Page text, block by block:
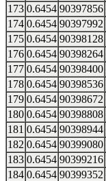
173 0.6454 90397856
174 0.6454 90397992
175 0.6454 90398128
176 0.6454 90398264
177 0.6454 90398400
178 0.6454 90398536
179 0.6454 90398672
180 0.6454 90398808
181 0.6454 90398944
182 0.6454 90399080
183 0.6454 90399216
184 0.6454 90399352